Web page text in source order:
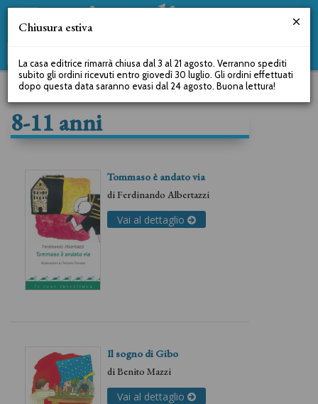
8-11 anni
Tommaso è andato via
diFerdinando Albertazzi
Vai al dettaglio
Il sogno di Gibo
diBenito Mazzi
Vai al dettaglio
Chiusura estiva
La casa editrice rimarrà chiusa dal 3 al 21 agosto. Verranno spediti
subito gli ordini ricevuti entro giovedì 30 luglio. Gli ordini effettuati
dopo questa data saranno evasi dal 24 agosto. Buona lettura!